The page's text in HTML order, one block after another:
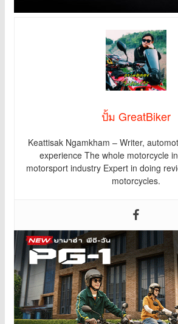
ปั้ม GreatBiker
Keattisak Ngamkham – Writer,
experience The whole motorcycle
motorsport industry Expert in doing
motorcycles.